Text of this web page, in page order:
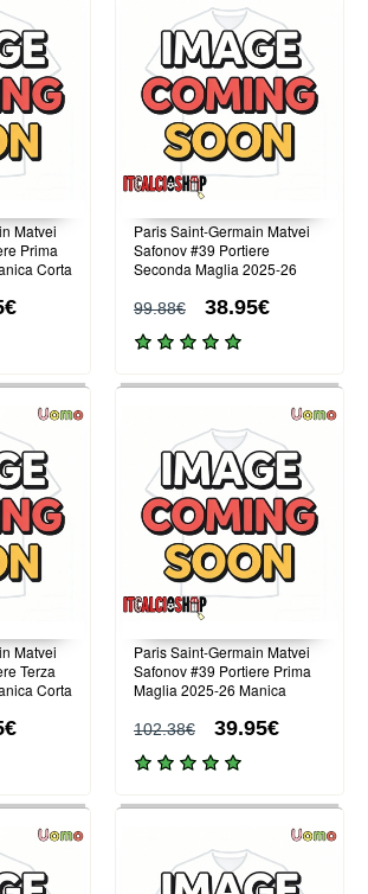
Matvei
Prima
Corta
Paris Saint-Germain Matvei
Safonov #39 Portiere
Seconda Maglia 2025-26
99.88€ 38.95€
Matvei
Terza
Corta
Paris Saint-Germain Matvei
Safonov #39 Portiere Prima
Maglia 2025-26 Manica
102.38€ 39.95€